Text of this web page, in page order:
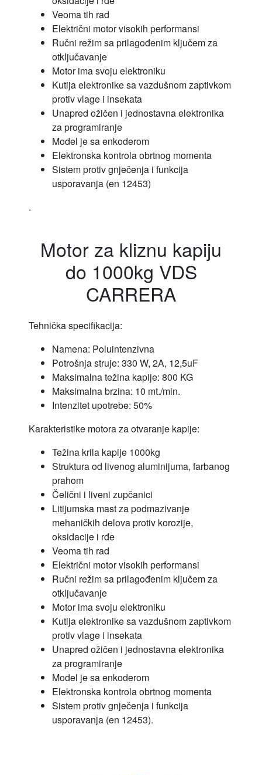
Veoma tih rad
Električni motor visokih performansi
Ručni režim sa prilagođenim ključem za
otključavanje
Motor ima svoju elektroniku
Kutija elektronike sa vazdušnom zaptivkom
protiv vlage i insekata
Unapred ožičen i jednostavna elektronika
za programiranje
Model je sa enkoderom
Elektronska kontrola obrtnog momenta
Sistem protiv gnječenja i funkcija
usporavanja (en 12453)
.
Motor za kliznu kapiju
do 1000kg VDS
CARRERA
Tehnička specifikacija:
Namena: Poluintenzivna
Potrošnja struje: 330 W, 2A, 12,5uF
Maksimalna težina kapije: 800 KG
Maksimalna brzina: 10 mt./min.
Intenzitet upotrebe: 50%
Karakteristike motora za otvaranje kapije:
Težina krila kapije 1000kg
Struktura od livenog aluminijuma, farbanog
prahom
Čelični i liveni zupčanici
Litijumska mast za podmazivanje
mehaničkih delova protiv korozije,
oksidacije i rđe
Veoma tih rad
Električni motor visokih performansi
Ručni režim sa prilagođenim ključem za
otključavanje
Motor ima svoju elektroniku
Kutija elektronike sa vazdušnom zaptivkom
protiv vlage i insekata
Unapred ožičen i jednostavna elektronika
za programiranje
Model je sa enkoderom
Elektronska kontrola obrtnog momenta
Sistem protiv gnječenja i funkcija
usporavanja (en 12453).